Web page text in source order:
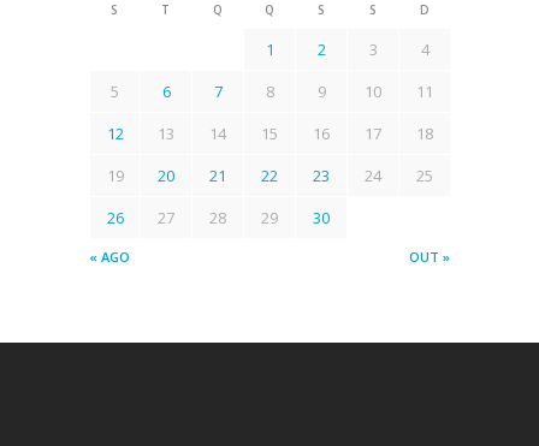
S T Q Q S S D
« AGO OUT »
1 2 3
4
5
6 7 8 9 10
11
12
13 14 15 16 17
18
19
20 21 22 23 24
25
26
27 28 29 30